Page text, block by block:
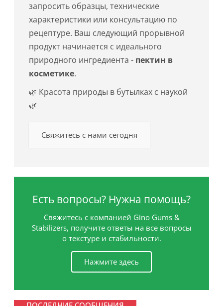
запросить образцы, технические
характеристики или консультацию по
рецептуре. Ваш следующий прорывной
продукт начинается с идеального
природного ингредиента - пектин в
косметике.
🌿 Красота природы в бутылках с наукой
🌿
Свяжитесь с нами сегодня
Есть вопросы? Нужна помощь?
Свяжитесь с компанией Gino Gums &
Stabilizers, получите ответы на все вопросы
о текстуре и стабильности.
Нажмите здесь